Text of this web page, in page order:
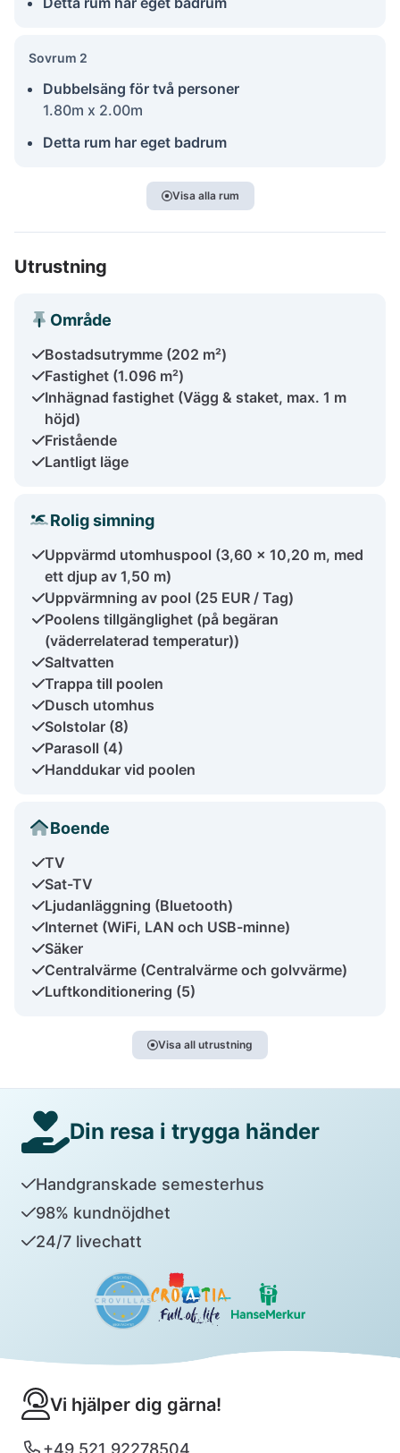
Sovrum 2
Dubbelsäng för två personer
1.80m x 2.00m
Detta rum har eget badrum
Visa alla rum
Utrustning
Område
Bostadsutrymme (202 m²)
Fastighet (1.096 m²)
Inhägnad fastighet (Vägg & staket, max. 1 m
höjd)
Fristående
Lantligt läge
Rolig simning
Uppvärmd utomhuspool (3,60 x 10,20 m, med
ett djup av 1,50 m)
Uppvärmning av pool (25 EUR / Tag)
Poolens tillgänglighet (på begäran
(väderrelaterad temperatur))
Saltvatten
Trappa till poolen
Dusch utomhus
Solstolar (8)
Parasoll (4)
Handdukar vid poolen
Boende
TV
Sat-TV
Ljudanläggning (Bluetooth)
Internet (WiFi, LAN och USB-minne)
Säker
Centralvärme (Centralvärme och golvvärme)
Luftkonditionering (5)
Visa all utrustning
Din resa i trygga händer
Handgranskade semesterhus
98% kundnöjdhet
24/7 livechatt
Vi hjälper dig gärna!
+49 521 92278504